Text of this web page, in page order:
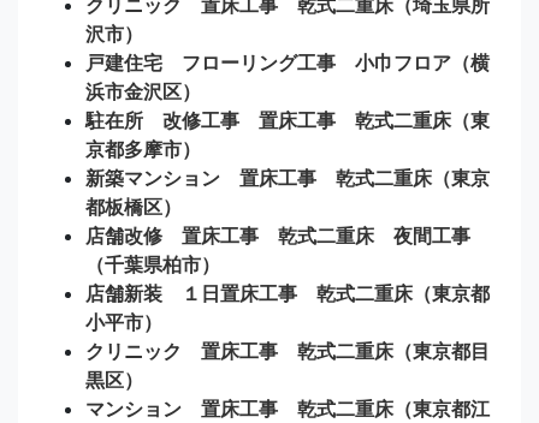
クリニック 置床工事 乾式二重床（埼玉県所
沢市）
戸建住宅 フローリング工事 小巾フロア（横
浜市金沢区）
駐在所 改修工事 置床工事 乾式二重床（東
京都多摩市）
新築マンション 置床工事 乾式二重床（東京
都板橋区）
店舗改修 置床工事 乾式二重床 夜間工事
（千葉県柏市）
店舗新装 １日置床工事 乾式二重床（東京都
小平市）
クリニック 置床工事 乾式二重床（東京都目
黒区）
マンション 置床工事 乾式二重床（東京都江